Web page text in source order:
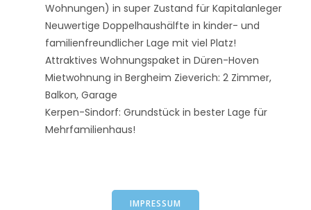
Wohnungen) in super Zustand für Kapitalanleger
Neuwertige Doppelhaushälfte in kinder- und
familienfreundlicher Lage mit viel Platz!
Attraktives Wohnungspaket in Düren-Hoven
Mietwohnung in Bergheim Zieverich: 2 Zimmer,
Balkon, Garage
Kerpen-Sindorf: Grundstück in bester Lage für
Mehrfamilienhaus!
IMPRESSUM